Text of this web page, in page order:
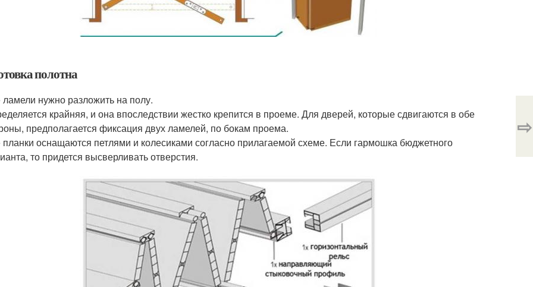
полотна
нужно разложить на полу.
крайняя, и она впоследствии жестко крепится в проеме. Для дверей, которые сдвигаются в обе
предполагается фиксация двух ламелей, по бокам проема.
оснащаются петлями и колесиками согласно прилагаемой схеме. Если гармошка бюджетного
то придется высверливать отверстия.
⇨